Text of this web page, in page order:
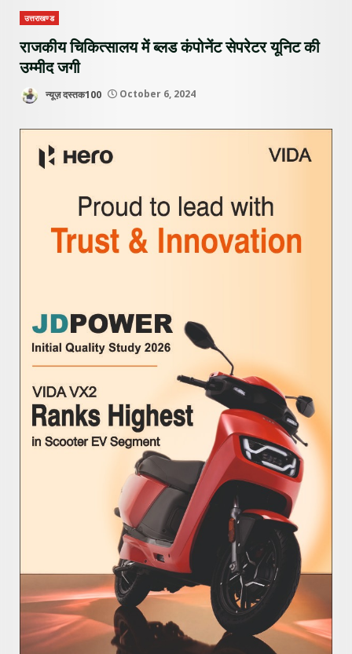
उत्तराखण्ड
राजकीय चिकित्सालय में ब्लड कंपोनेंट सेपरेटर यूनिट की
उम्मीद जगी
न्यूज़ दस्तक100 October 6, 2024